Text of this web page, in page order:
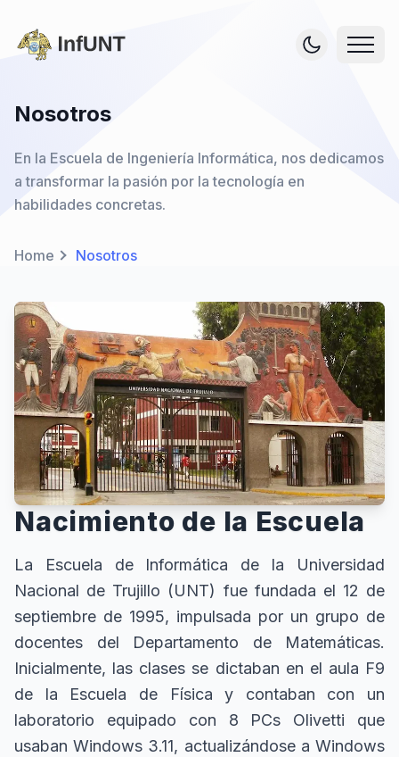
Nosotros
En la Escuela de Ingeniería Informática, nos dedicamos
a transformar la pasión por la tecnología en
habilidades concretas.
Home Nosotros
Nacimiento de la Escuela
La Escuela de Informática de la Universidad
Nacional de Trujillo (UNT) fue fundada el 12 de
septiembre de 1995, impulsada por un grupo de
docentes del Departamento de Matemáticas.
Inicialmente, las clases se dictaban en el aula F9
de la Escuela de Física y contaban con un
laboratorio equipado con 8 PCs Olivetti que
usaban Windows 3.11, actualizándose a Windows